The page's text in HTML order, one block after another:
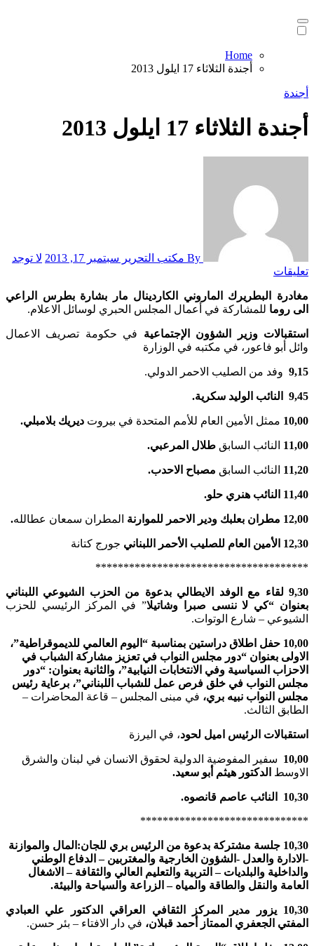
Home
أجندة الثلاثاء 17 ايلول 2013
أجندة
أجندة الثلاثاء 17 ايلول 2013
سبتمبر 17, 2013
لا توجد
تعليقات
مغادرة البطريرك الماروني الكاردينال مار بشارة بطرس الراعي
الى روما للمشاركة في أعمال المجلس الحبري لوسائل الاعلام.
استقبالات وزير الشؤون الإجتماعية في حكومة تصريف الاعمال
وائل أبو فاعور، في مكتبه في الوزارة
9,15 وفد من الصليب الاحمر الدولي.
9,45 النائب الوليد سكرية.
10,00 ممثل الأمين العام للأمم المتحدة في بيروت ديريك بلامبلي.
11,00 النائب السابق طلال المرعبي.
11,20 النائب السابق مصباح الاحدب.
11,40 النائب هنري حلو.
12,00 مطران بعلبك ودير الاحمر للموارنة المطران سمعان عطالله.
12,30 الأمين العام للصليب الأحمر اللبناني
جورج كتانة
**************************************
9,30 لقاء مع الوفد الايطالي بدعوة من الحزب الشيوعي اللبناني
بعنوان “كي لا ننسى صبرا وشاتيلا” في المركز الرئيسي للحزب
الشيوعي – شارع الوتوات.
10,00 حفل اطلاق دراستين بمناسبة “اليوم العالمي للديموقراطية”،
الاولى بعنوان “دور مجلس النواب في تعزيز مشاركة الشباب في
الاحزاب السياسية وفي الانتخابات النيابية”، والثانية بعنوان: “دور
مجلس النواب في خلق فرص عمل للشباب اللبناني”، برعاية رئيس
مجلس النواب نبيه بري، في مبنى المجلس – قاعة المحاضرات –
الطابق الثالث.
استقبالات الرئيس اميل لحود، في اليرزة
10,00 سفير المفوضية الدولية لحقوق الانسان في لبنان والشرق
الاوسط الدكتور هيثم أبو سعيد.
10,30 النائب عاصم قانصوه.
******************************
10,30 جلسة مشتركة بدعوة من الرئيس بري للجان:المال والموازنة
-الادارة والعدل -الشؤون الخارجية والمغتربين – الدفاع الوطني
والداخلية والبلديات – التربية والتعليم العالي والثقافة – الاشغال
العامة والنقل والطاقة والمياه – الزراعة والسياحة والبيئة.
10,30 يزور مدير المركز الثقافي العراقي الدكتور علي العبادي
المفتي الجعفري الممتاز أحمد قبلان، في دار الافتاء – بئر حسن.